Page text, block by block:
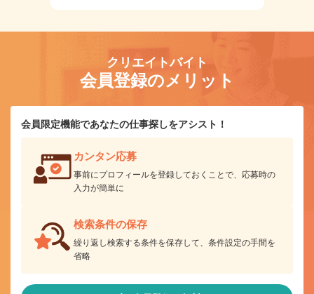
クリエイトバイト
会員登録のメリット
会員限定機能であなたの仕事探しをアシスト！
カンタン応募
事前にプロフィールを登録しておくことで、応募時の
入力が簡単に
検索条件の保存
繰り返し検索する条件を保存して、条件設定の手間を
省略